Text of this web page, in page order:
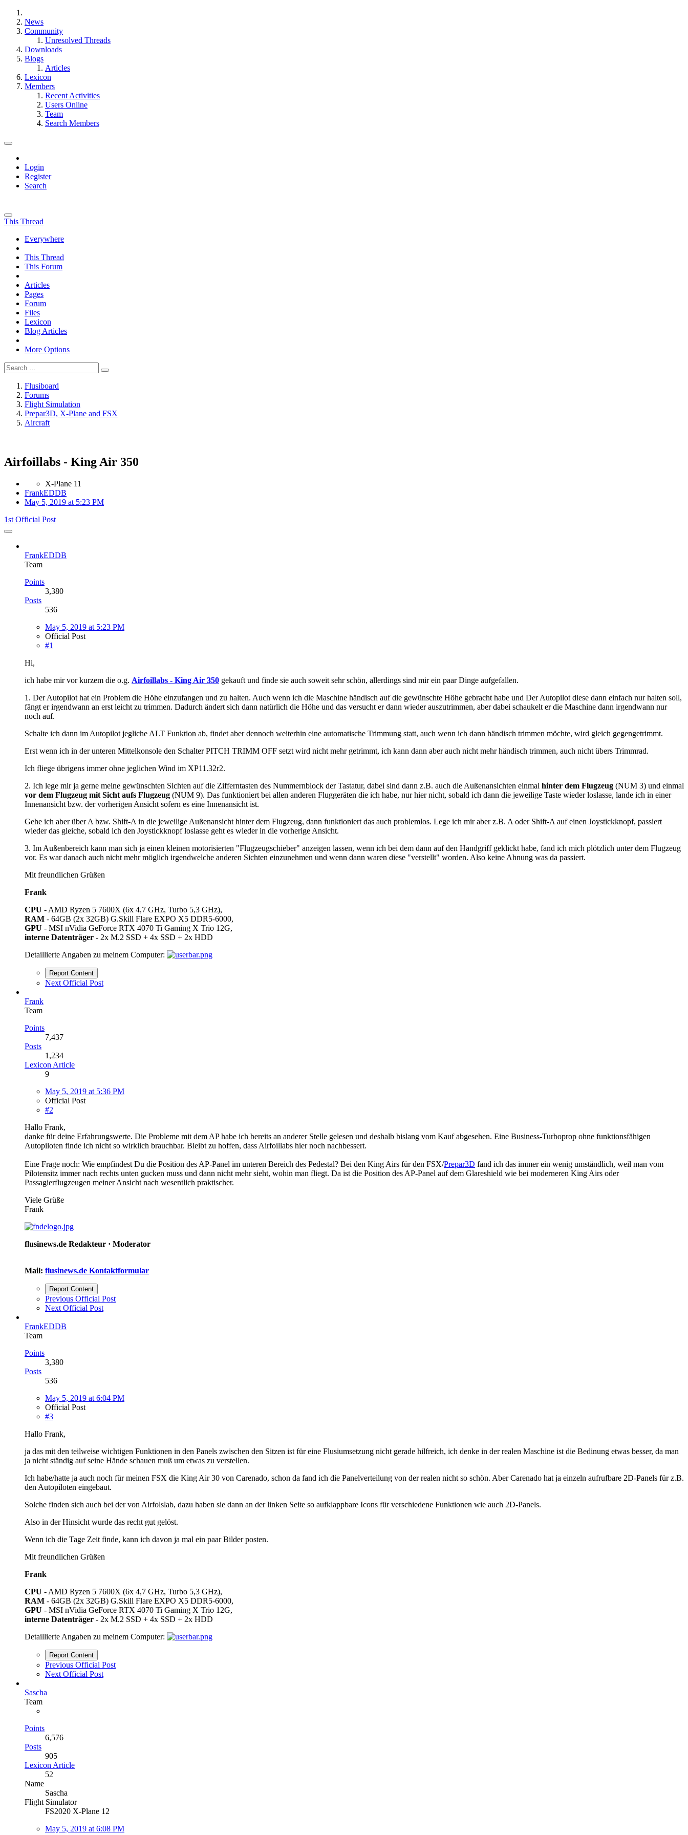
News
Community
Unresolved Threads
Downloads
Blogs
Articles
Lexicon
Members
Recent Activities
Users Online
Team
Search Members
Login
Register
Search
This Thread
Everywhere
This Thread
This Forum
Articles
Pages
Forum
Files
Lexicon
Blog Articles
More Options
Flusiboard
Forums
Flight Simulation
Prepar3D, X-Plane and FSX
Aircraft
Airfoillabs - King Air 350
X-Plane 11
FrankEDDB
May 5, 2019 at 5:23 PM
1st Official Post
FrankEDDB
Team
Points
3,380
Posts
536
May 5, 2019 at 5:23 PM
Official Post
#1
Hi,
ich habe mir vor kurzem die o.g. Airfoillabs - King Air 350 gekauft und finde sie auch soweit sehr schön, allerdings sind mir ein paar Dinge aufgefallen.
1. Der Autopilot hat ein Problem die Höhe einzufangen und zu halten. Auch wenn ich die Maschine händisch auf die gewünschte Höhe gebracht habe und Der Autopilot diese dann einfach nur halten soll,
fängt er irgendwann an erst leicht zu trimmen. Dadurch ändert sich dann natürlich die Höhe und das versucht er dann wieder auszutrimmen, aber dabei schaukelt er die Maschine dann irgendwann nur
noch auf.
Schalte ich dann im Autopilot jegliche ALT Funktion ab, findet aber dennoch weiterhin eine automatische Trimmung statt, auch wenn ich dann händisch trimmen möchte, wird gleich gegengetrimmt.
Erst wenn ich in der unteren Mittelkonsole den Schalter PITCH TRIMM OFF setzt wird nicht mehr getrimmt, ich kann dann aber auch nicht mehr händisch trimmen, auch nicht übers Trimmrad.
Ich fliege übrigens immer ohne jeglichen Wind im XP11.32r2.
2. Ich lege mir ja gerne meine gewünschten Sichten auf die Zifferntasten des Nummernblock der Tastatur, dabei sind dann z.B. auch die Außenansichten einmal hinter dem Flugzeug (NUM 3) und einmal
vor dem Flugzeug mit Sicht aufs Flugzeug (NUM 9). Das funktioniert bei allen anderen Fluggeräten die ich habe, nur hier nicht, sobald ich dann die jeweilige Taste wieder loslasse, lande ich in einer
Innenansicht bzw. der vorherigen Ansicht sofern es eine Innenansicht ist.
Gehe ich aber über A bzw. Shift-A in die jeweilige Außenansicht hinter dem Flugzeug, dann funktioniert das auch problemlos. Lege ich mir aber z.B. A oder Shift-A auf einen Joystickknopf, passiert
wieder das gleiche, sobald ich den Joystickknopf loslasse geht es wieder in die vorherige Ansicht.
3. Im Außenbereich kann man sich ja einen kleinen motorisierten "Flugzeugschieber" anzeigen lassen, wenn ich bei dem dann auf den Handgriff geklickt habe, fand ich mich plötzlich unter dem Flugzeug
vor. Es war danach auch nicht mehr möglich irgendwelche anderen Sichten einzunehmen und wenn dann waren diese "verstellt" worden. Also keine Ahnung was da passiert.
Mit freundlichen Grüßen
Frank
CPU - AMD Ryzen 5 7600X (6x 4,7 GHz, Turbo 5,3 GHz),
RAM - 64GB (2x 32GB) G.Skill Flare EXPO X5 DDR5-6000,
GPU - MSI nVidia GeForce RTX 4070 Ti Gaming X Trio 12G,
interne Datenträger - 2x M.2 SSD + 4x SSD + 2x HDD
Detaillierte Angaben zu meinem Computer:
Report Content
Next Official Post
Frank
Team
Points
7,437
Posts
1,234
Lexicon Article
9
May 5, 2019 at 5:36 PM
Official Post
#2
Hallo Frank,
danke für deine Erfahrungswerte. Die Probleme mit dem AP habe ich bereits an anderer Stelle gelesen und deshalb bislang vom Kauf abgesehen. Eine Business-Turboprop ohne funktionsfähigen
Autopiloten finde ich nicht so wirklich brauchbar. Bleibt zu hoffen, dass Airfoillabs hier noch nachbessert.
Eine Frage noch: Wie empfindest Du die Position des AP-Panel im unteren Bereich des Pedestal? Bei den King Airs für den FSX/Prepar3D fand ich das immer ein wenig umständlich, weil man vom
Pilotensitz immer nach rechts unten gucken muss und dann nicht mehr sieht, wohin man fliegt. Da ist die Position des AP-Panel auf dem Glareshield wie bei moderneren King Airs oder
Passagierflugzeugen meiner Ansicht nach wesentlich praktischer.
Viele Grüße
Frank
flusinews.de Redakteur · Moderator
Mail: flusinews.de Kontaktformular
Report Content
Previous Official Post
Next Official Post
FrankEDDB
Team
Points
3,380
Posts
536
May 5, 2019 at 6:04 PM
Official Post
#3
Hallo Frank,
ja das mit den teilweise wichtigen Funktionen in den Panels zwischen den Sitzen ist für eine Flusiumsetzung nicht gerade hilfreich, ich denke in der realen Maschine ist die Bedinung etwas besser, da man
ja nicht ständig auf seine Hände schauen muß um etwas zu verstellen.
Ich habe/hatte ja auch noch für meinen FSX die King Air 30 von Carenado, schon da fand ich die Panelverteilung von der realen nicht so schön. Aber Carenado hat ja einzeln aufrufbare 2D-Panels für z.B.
den Autopiloten eingebaut.
Solche finden sich auch bei der von Airfolslab, dazu haben sie dann an der linken Seite so aufklappbare Icons für verschiedene Funktionen wie auch 2D-Panels.
Also in der Hinsicht wurde das recht gut gelöst.
Wenn ich die Tage Zeit finde, kann ich davon ja mal ein paar Bilder posten.
Mit freundlichen Grüßen
Frank
CPU - AMD Ryzen 5 7600X (6x 4,7 GHz, Turbo 5,3 GHz),
RAM - 64GB (2x 32GB) G.Skill Flare EXPO X5 DDR5-6000,
GPU - MSI nVidia GeForce RTX 4070 Ti Gaming X Trio 12G,
interne Datenträger - 2x M.2 SSD + 4x SSD + 2x HDD
Detaillierte Angaben zu meinem Computer:
Report Content
Previous Official Post
Next Official Post
Sascha
Team
Points
6,576
Posts
905
Lexicon Article
52
Name
Sascha
Flight Simulator
FS2020 X-Plane 12
May 5, 2019 at 6:08 PM